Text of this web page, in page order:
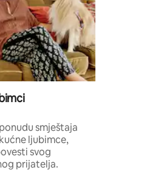
smještaja
ljubimce,
svog
prijatelja.